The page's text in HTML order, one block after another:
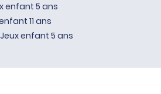
enfant 5 ans
11 ans
enfant 5 ans